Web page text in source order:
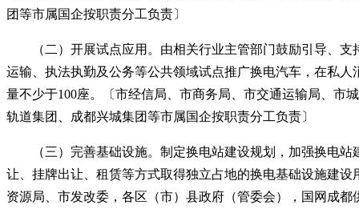
团等市属国企按职责分工负责〕
（二）开展试点应用。由相关行业主管部门鼓励引导、支
运输、执法执勤及公务等公共领域试点推广换电汽车，在私
量不少于100座。〔市经信局、市商务局、市交通运输局、市
轨道集团、成都兴城集团等市属国企按职责分工负责〕
（三）完善基础设施。制定换电站建设规划，加强换电站
让、挂牌出让、租赁等方式取得独立占地的换电基础设施建
资源局、市发改委，各区（市）县政府（管委会），国网成